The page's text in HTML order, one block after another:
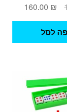
המחיר
המקורי
היה:
190.00 ₪.
160.00 ₪
המחיר
הנוכחי
160.00 ₪.
לסל